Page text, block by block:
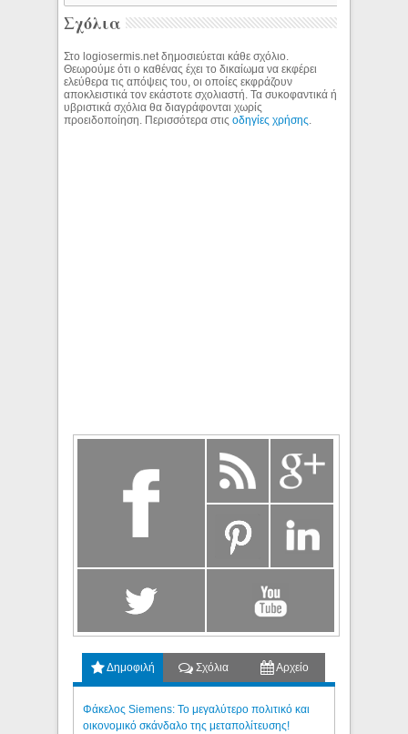
Σχόλια
Στο logiosermis.net δημοσιεύεται κάθε σχόλιο.
Θεωρούμε ότι ο καθένας έχει το δικαίωμα να εκφέρει
ελεύθερα τις απόψεις του, οι οποίες εκφράζουν
αποκλειστικά τον εκάστοτε σχολιαστή. Τα συκοφαντικά ή
υβριστικά σχόλια θα διαγράφονται χωρίς
προειδοποίηση. Περισσότερα στιςοδηγίες χρήσης
Δημοφιλή Σχόλια Αρχείο
Φάκελος Siemens: Το μεγαλύτερο πολιτικό και
οικονομικό σκάνδαλο της μεταπολίτευσης!